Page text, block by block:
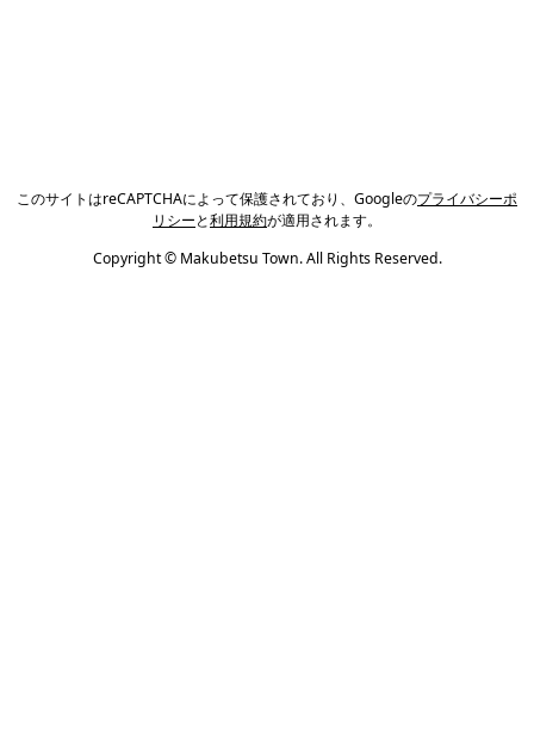
このサイトはreCAPTCHAによって保護されており、Googleのプライバシーポ
リシーと利用規約が適用されます。
Copyright © Makubetsu Town. All Rights Reserved.